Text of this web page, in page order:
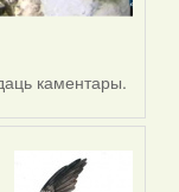
каментары.